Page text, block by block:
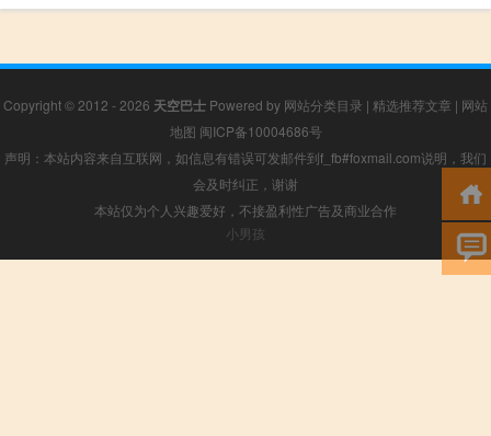
Copyright © 2012 - 2026 天空巴士 Powered by 网站分类目录 | 精选推荐文章 | 网站
地图 闽ICP备10004686号
声明：本站内容来自互联网，如信息有错误可发邮件到f_fb#foxmail.com说明，我们
会及时纠正，谢谢
本站仅为个人兴趣爱好，不接盈利性广告及商业合作
小男孩